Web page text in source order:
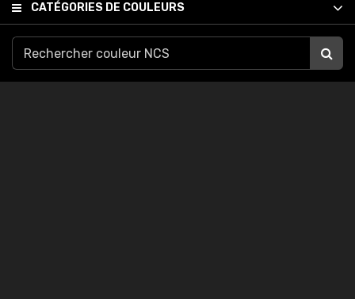
CATÉGORIES DE COULEURS